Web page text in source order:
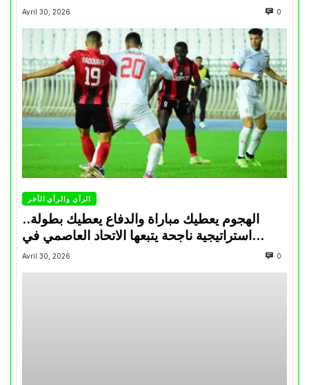
Avril 30, 2026 0
الرأي والرأي الأخر
الهجوم يعطيك مباراة والدفاع يعطيك بطولة..
استراتيجية ناجحة يتبعها الاتحاد العاصمي في
تتويجاته آخر السنوات
Avril 30, 2026 0